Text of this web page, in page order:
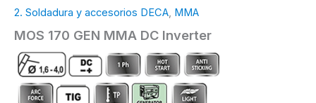
2. Soldadura y accesorios DECA, MMA
MOS 170 GEN MMA DC Inverter